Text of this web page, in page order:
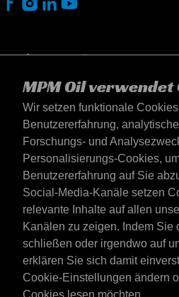
MPM Oil verwendet
Wir setzen funktionale
Benutzererfahrung,
Forschungs- und
Personalisierungs-Cookies,
Benutzererfahrung auf Sie
Social-Media-Kanäle setzen
relevante Inhalte auf allen
Kanälen zu zeigen. Indem Sie
schließen oder irgendwo auf
erklären Sie sich damit
Cookie-Einstellungen ändern
Cookies lesen möchten,
Deutschland
Kontakt
AGB's
Lieferbedingungen
Datenschutzerklärung